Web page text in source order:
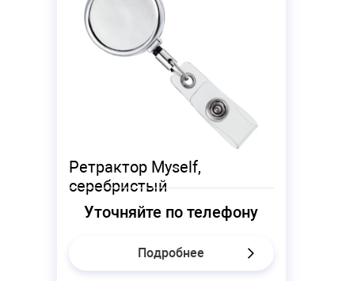
Ретрактор Myself,
серебристый
Уточняйте по телефону
Подробнее